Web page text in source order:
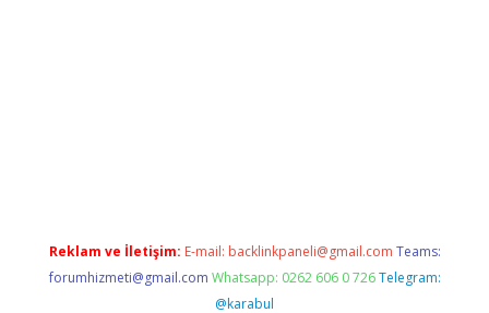
Reklam ve İletişim: E-mail: backlinkpaneli@gmail.com Teams:
forumhizmeti@gmail.com Whatsapp: 0262 606 0 726 Telegram:
@karabul